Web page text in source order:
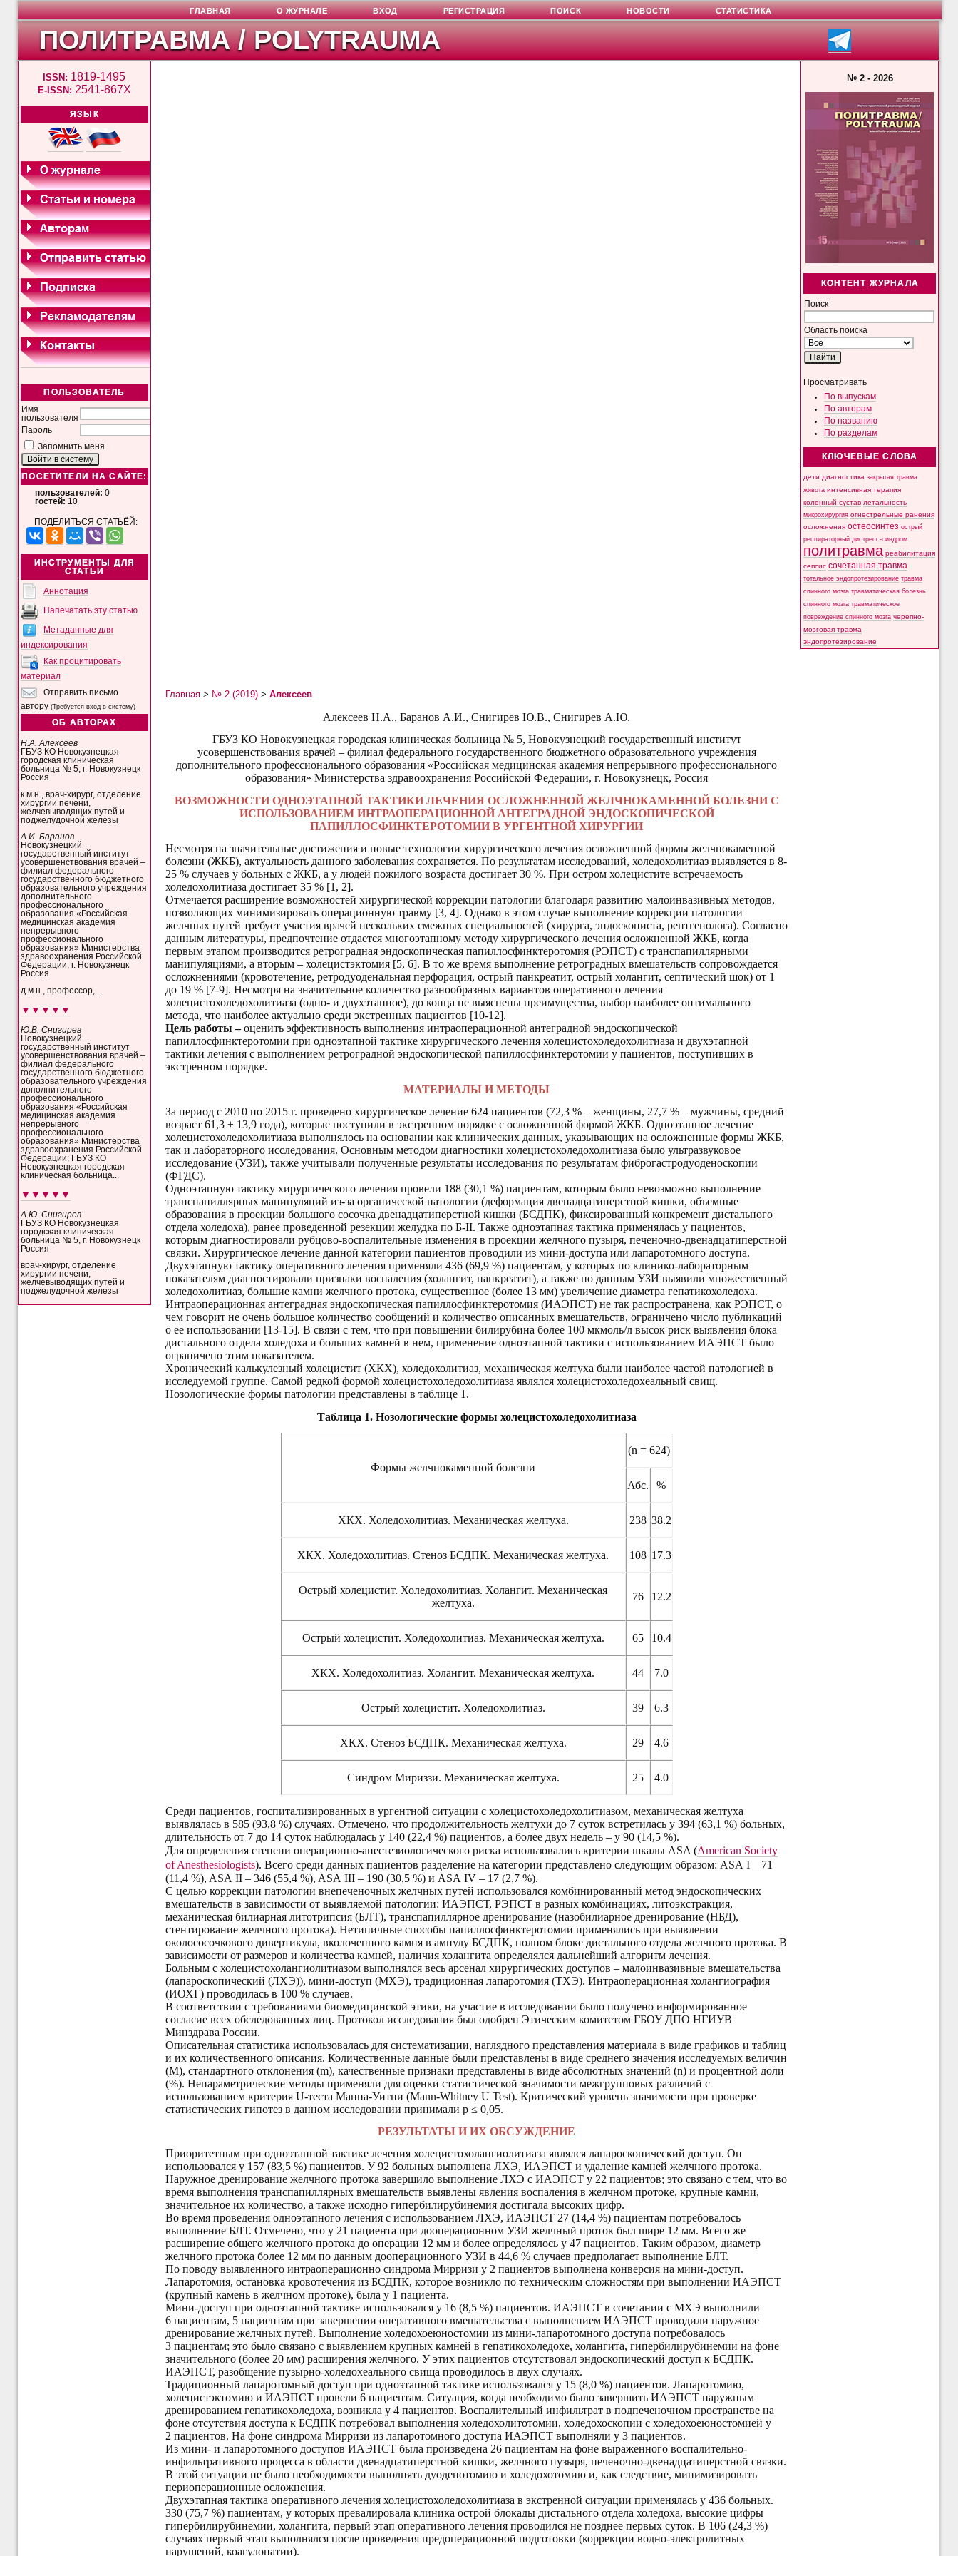
ПОЛИТРАВМА / POLYTRAUMA
ISSN: 1819-1495
E-ISSN: 2541-867X
ЯЗЫК
ПОЛЬЗОВАТЕЛЬ
Имя
пользователя
Пароль
Запомнить меня
ПОСЕТИТЕЛИ НА САЙТЕ:
пользователей: 0
гостей: 10
ПОДЕЛИТЬСЯ СТАТЬЁЙ:
ИНСТРУМЕНТЫ ДЛЯ
СТАТЬИ
Аннотация
Напечатать эту статью
Метаданные для
индексирования
Как процитировать
материал
Отправить письмо
автору(Требуется вход в систему)
ОБ АВТОРАХ
Н.А. Алексеев
ГБУЗ КО Новокузнецкая
городская клиническая
больница № 5, г. Новокузнецк
Россия
к.м.н., врач-хирург, отделение
хирургии печени,
желчевыводящих путей и
поджелудочной железы
А.И. Баранов
Новокузнецкий
государственный институт
усовершенствования врачей –
филиал федерального
государственного бюджетного
образовательного учреждения
дополнительного
профессионального
образования «Российская
медицинская академия
непрерывного
профессионального
образования» Министерства
здравоохранения Российской
Федерации, г. Новокузнецк
Россия
д.м.н., профессор,...
▼▼▼▼▼
Ю.В. Снигирев
Новокузнецкий
государственный институт
усовершенствования врачей –
филиал федерального
государственного бюджетного
образовательного учреждения
дополнительного
профессионального
образования «Российская
медицинская академия
непрерывного
профессионального
образования» Министерства
здравоохранения Российской
Федерации; ГБУЗ КО
Новокузнецкая городская
клиническая больница...
▼▼▼▼▼
А.Ю. Снигирев
ГБУЗ КО Новокузнецкая
городская клиническая
больница № 5, г. Новокузнецк
Россия
врач-хирург, отделение
хирургии печени,
желчевыводящих путей и
поджелудочной железы
№ 2 - 2026
КОНТЕНТ ЖУРНАЛА
Поиск
Область поиска
Просматривать
По выпускам
По авторам
По названию
По разделам
КЛЮЧЕВЫЕ СЛОВА
дети диагностика закрытая травма
живота интенсивная терапия
коленный сустав летальность
микрохирургия огнестрельные ранения
осложнения остеосинтез острый
респираторный дистресс-синдром
политравма реабилитация
сепсис сочетанная травма
тотальное эндопротезирование травма
спинного мозга травматическая болезнь
спинного мозга травматическое
повреждение спинного мозга черепно-
мозговая травма
эндопротезирование
ГЛАВНАЯ О ЖУРНАЛЕ ВХОД РЕГИСТРАЦИЯ ПОИСК НОВОСТИ СТАТИСТИКА
Главная> № 2 (2019)> Алексеев
Алексеев Н.А., Баранов А.И., Снигирев Ю.В., Снигирев А.Ю.
ГБУЗ КО Новокузнецкая городская клиническая больница № 5, Новокузнецкий государственный институт
усовершенствования врачей – филиал федерального государственного бюджетного образовательного учреждения
дополнительного профессионального образования «Российская медицинская академия непрерывного профессионального
образования» Министерства здравоохранения Российской Федерации,г. Новокузнецк, Россия
ВОЗМОЖНОСТИ ОДНОЭТАПНОЙ ТАКТИКИ ЛЕЧЕНИЯ ОСЛОЖНЕННОЙ ЖЕЛЧНОКАМЕННОЙ БОЛЕЗНИ С
ИСПОЛЬЗОВАНИЕМ ИНТРАОПЕРАЦИОННОЙ АНТЕГРАДНОЙ ЭНДОСКОПИЧЕСКОЙ
ПАПИЛЛОСФИНКТЕРОТОМИИ В УРГЕНТНОЙ ХИРУРГИИ
Несмотря на значительные достижения и новые технологии хирургического лечения осложненной формы желчнокаменной
болезни (ЖКБ), актуальность данного заболевания сохраняется. По результатам исследований, холедохолитиаз выявляется в 8-
25 % случаев у больных с ЖКБ, а у людей пожилого возраста достигает 30 %. При остром холецистите встречаемость
холедохолитиаза достигает 35 % [1, 2].
Отмечается расширение возможностей хирургической коррекции патологии благодаря развитию малоинвазивных методов,
позволяющих минимизировать операционную травму[3, 4]. Однако в этом случае выполнение коррекции патологии
желчных путей требует участия врачей нескольких смежных специальностей (хирурга, эндоскописта, рентгенолога). Согласно
данным литературы, предпочтение отдается многоэтапному методу хирургического лечения осложненной ЖКБ, когда
первым этапом производится ретроградная эндоскопическая папиллосфинктеротомия (РЭПСТ) с транспапиллярными
манипуляциями, а вторым – холецистэктомия [5, 6]. В то же время выполнение ретроградных вмешательств сопровождается
осложнениями (кровотечение, ретродуоденальная перфорация, острый панкреатит, острый холангит, септический шок) от 1
до 19 % [7-9]. Несмотря на значительное количество разнообразных вариантов оперативного лечения
холецистохоледохолитиаза (одно- и двухэтапное), до конца не выяснены преимущества, выбор наиболее оптимального
метода, что наиболее актуально среди экстренных пациентов [10-12].
Цель работы –оценить эффективность выполнения интраоперационной антеградной эндоскопической
папиллосфинктеротомии при одноэтапной тактике хирургического лечения холецистохоледохолитиаза и двухэтапной
тактики лечения с выполнением ретроградной эндоскопической папиллосфинктеротомии у пациентов, поступивших в
экстренном порядке.
МАТЕРИАЛЫ И МЕТОДЫ
За период с 2010 по 2015 г. проведено хирургическое лечение 624 пациентов (72,3 % – женщины, 27,7 % – мужчины, средний
возраст 61,3 ± 13,9 года), которые поступили в экстренном порядке с осложненной формой ЖКБ. Одноэтапное лечение
холецистохоледохолитиаза выполнялось на основании как клинических данных, указывающих на осложненные формы ЖКБ,
так и лабораторного исследования. Основным методом диагностики холецистохоледохолитиаза было ультразвуковое
исследование (УЗИ), также учитывали полученные результаты исследования по результатам фиброгастродуоденоскопии
(ФГДС).
Одноэтапную тактику хирургического лечения провели 188 (30,1 %) пациентам, которым было невозможно выполнение
транспапиллярных манипуляций из-за органической патологии (деформация двенадцатиперстной кишки, объемные
образования в проекции большого сосочка двенадцатиперстной кишки (БСДПК), фиксированный конкремент дистального
отдела холедоха), ранее проведенной резекции желудка по Б-II. Также одноэтапная тактика применялась у пациентов,
которым диагностировали рубцово-воспалительные изменения в проекции желчного пузыря, печеночно-двенадцатиперстной
связки. Хирургическое лечение данной категории пациентов проводили из мини-доступа или лапаротомного доступа.
Двухэтапную тактику оперативного лечения применяли 436 (69,9 %) пациентам, у которых по клинико-лабораторным
показателям диагностировали признаки воспаления (холангит, панкреатит), а также по данным УЗИ выявили множественный
холедохолитиаз, большие камни желчного протока, существенное (более 13 мм) увеличение диаметра гепатикохоледоха.
Интраоперационная антеградная эндоскопическая папиллосфинктеротомия (ИАЭПСТ) не так распространена, как РЭПСТ, о
чем говорит не очень большое количество сообщений и количество описанных вмешательств, ограничено число публикаций
о ее использовании [13-15]. В связи с тем, что при повышении билирубина более 100 мкмоль/л высок риск выявления блока
дистального отдела холедоха и больших камней в нем, применение одноэтапной тактики с использованием ИАЭПСТ было
ограничено этим показателем.
Хронический калькулезный холецистит (ХКХ), холедохолитиаз, механическая желтуха были наиболее частой патологией в
исследуемой группе. Самой редкой формой холецистохоледохолитиаза являлся холецистохоледохеальный свищ.
Нозологические формы патологии представлены в таблице 1.
Таблица 1. Нозологические формы холецистохоледохолитиаза
Формы желчнокаменной болезни
(n = 624)
Абс. %
ХКХ. Холедохолитиаз. Механическая желтуха. 238 38.2
ХКХ. Холедохолитиаз. Стеноз БСДПК. Механическая желтуха. 108 17.3
Острый холецистит. Холедохолитиаз. Холангит. Механическая
желтуха.
76 12.2
Острый холецистит. Холедохолитиаз. Механическая желтуха. 65 10.4
ХКХ. Холедохолитиаз. Холангит. Механическая желтуха. 44 7.0
Острый холецистит. Холедохолитиаз. 39 6.3
ХКХ. Стеноз БСДПК. Механическая желтуха. 29 4.6
Синдром Мириззи. Механическая желтуха. 25 4.0
Среди пациентов, госпитализированных в ургентной ситуации с холецистохоледохолитиазом, механическая желтуха
выявлялась в 585 (93,8 %) случаях. Отмечено, что продолжительность желтухи до 7 суток встретилась у 394 (63,1 %) больных,
длительность от 7 до 14 суток наблюдалась у 140 (22,4 %) пациентов, а более двух недель – у 90 (14,5 %).
Для определения степени операционно-анестезиологического риска использовались критерии шкалы ASA (American Society
of Anesthesiologists). Всего среди данных пациентов разделение на категории представлено следующим образом: ASA I – 71
(11,4 %), ASA II – 346 (55,4 %), ASA III – 190 (30,5 %) и ASA IV – 17 (2,7 %).
С целью коррекции патологии внепеченочных желчных путей использовался комбинированный метод эндоскопических
вмешательств в зависимости от выявляемой патологии: ИАЭПСТ, РЭПСТ в разных комбинациях, литоэкстракция,
механическая билиарная литотрипсия (БЛТ), транспапиллярное дренирование (назобилиарное дренирование (НБД),
стентирование желчного протока). Нетипичные способы папиллосфинктеротомии применялись при выявлении
околососочкового дивертикула, вколоченного камня в ампулу БСДПК, полном блоке дистального отдела желчного протока. В
зависимости от размеров и количества камней, наличия холангита определялся дальнейший алгоритм лечения.
Больным с холецистохолангиолитиазом выполнялся весь арсенал хирургических доступов – малоинвазивные вмешательства
(лапароскопический (ЛХЭ)), мини-доступ (МХЭ), традиционная лапаротомия (ТХЭ). Интраоперационная холангиография
(ИОХГ) проводилась в 100 % случаев.
В соответствии с требованиями биомедицинской этики, на участие в исследовании было получено информированное
согласие всех обследованных лиц. Протокол исследования был одобрен Этическим комитетом ГБОУ ДПО НГИУВ
Минздрава России.
Описательная статистика использовалась для систематизации, наглядного представления материала в виде графиков и таблиц
и их количественного описания. Количественные данные были представлены в виде среднего значения исследуемых величин
(М), стандартного отклонения (m), качественные признаки представлены в виде абсолютных значений (n) и процентной доли
(%). Непараметрические методы применяли для оценки статистической значимости межгрупповых различий с
использованием критерия U-теста Манна-Уитни (Mann-Whitney U Test). Критический уровень значимости при проверке
статистических гипотез в данном исследовании принимали р ≤ 0,05.
РЕЗУЛЬТАТЫ И ИХ ОБСУЖДЕНИЕ
Приоритетным при одноэтапной тактике лечения холецистохолангиолитиаза являлся лапароскопический доступ. Он
использовался у 157 (83,5 %) пациентов. У 92 больных выполнена ЛХЭ, ИАЭПСТ и удаление камней желчного протока.
Наружное дренирование желчного протока завершило выполнение ЛХЭ с ИАЭПСТ у 22 пациентов; это связано с тем, что во
время выполнения транспапиллярных вмешательств выявлены явления воспаления в желчном протоке, крупные камни,
значительное их количество, а также исходно гипербилирубинемия достигала высоких цифр.
Во время проведения одноэтапного лечения с использованием ЛХЭ, ИАЭПСТ 27 (14,4 %) пациентам потребовалось
выполнение БЛТ. Отмечено, что у 21 пациента при дооперационном УЗИ желчный проток был шире 12 мм. Всего же
расширение общего желчного протока до операции 12 мм и более определялось у 47 пациентов. Таким образом, диаметр
желчного протока более 12 мм по данным дооперационного УЗИ в 44,6 % случаев предполагает выполнение БЛТ.
По поводу выявленного интраоперационно синдрома Мирризи у 2 пациентов выполнена конверсия на мини-доступ.
Лапаротомия, остановка кровотечения из БСДПК, которое возникло по техническим сложностям при выполнении ИАЭПСТ
(крупный камень в желчном протоке), была у 1 пациента.
Мини-доступ при одноэтапной тактике использовался у 16 (8,5 %) пациентов. ИАЭПСТ в сочетании с МХЭ выполнили
6 пациентам, 5 пациентам при завершении оперативного вмешательства с выполнением ИАЭПСТ проводили наружное
дренирование желчных путей. Выполнение холедохоеюностомии из мини-лапаротомного доступа потребовалось
3 пациентам; это было связано с выявлением крупных камней в гепатикохоледохе, холангита, гипербилирубинемии на фоне
значительного (более 20 мм) расширения желчного. У этих пациентов отсутствовал эндоскопический доступ к БСДПК.
ИАЭПСТ, разобщение пузырно-холедохеального свища проводилось в двух случаях.
Традиционный лапаротомный доступ при одноэтапной тактике использовался у 15 (8,0 %) пациентов. Лапаротомию,
холецистэктомию и ИАЭПСТ провели 6 пациентам. Ситуация, когда необходимо было завершить ИАЭПСТ наружным
дренированием гепатикохоледоха, возникла у 4 пациентов. Воспалительный инфильтрат в подпеченочном пространстве на
фоне отсутствия доступа к БСДПК потребовал выполнения холедохолитотомии, холедохоскопии с холедохоеюностомией у
2 пациентов. На фоне синдрома Мирризи из лапаротомного доступа ИАЭПСТ выполняли у 3 пациентов.
Из мини- и лапаротомного доступов ИАЭПСТ была произведена 26 пациентам на фоне выраженного воспалительно-
инфильтративного процесса в области двенадцатиперстной кишки, желчного пузыря, печеночно-двенадцатиперстной связки.
В этой ситуации не было необходимости выполнять дуоденотомию и холедохотомию и, как следствие, минимизировать
периоперационные осложнения.
Двухэтапная тактика оперативного лечения холецистохоледохолитиаза в экстренной ситуации применялась у 436 больных.
330 (75,7 %) пациентам, у которых превалировала клиника острой блокады дистального отдела холедоха, высокие цифры
гипербилирубинемии, холангита, первый этап оперативного лечения проводился не позднее первых суток. В 106 (24,3 %)
случаях первый этап выполнялся после проведения предоперационной подготовки (коррекции водно-электролитных
нарушений, коагулопатии).